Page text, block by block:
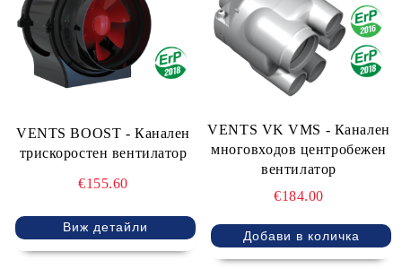
VENTS BOOST - Канален
трискоростен вентилатор
€155.60
Виж детайли
VENTS VK VMS - Канален
многовходов центробежен
вентилатор
€184.00